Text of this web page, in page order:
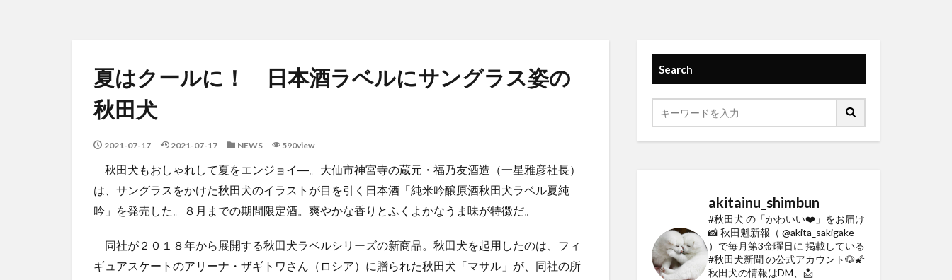
夏はクールに！ 日本酒ラベルにサングラス姿の
秋田犬
2021-07-17 2021-07-17 NEWS 590view
秋田犬もおしゃれして夏をエンジョイ―。大仙市神宮寺の蔵元・福乃友酒造（一星雅彦社長）
は、サングラスをかけた秋田犬のイラストが目を引く日本酒「純米吟醸原酒秋田犬ラベル夏純
吟」を発売した。８月までの期間限定酒。爽やかな香りとふくよかなうま味が特徴だ。
同社が２０１８年から展開する秋田犬ラベルシリーズの新商品。秋田犬を起用したのは、フィ
ギュアスケートのアリーナ・ザギトワさん（ロシア）に贈られた秋田犬「マサル」が、同社の所
Search
akitainu_shimbun
#秋田犬 の「かわいい❤️」をお届け
📸秋田魁新報（ @akita_sakigake
）で毎月第3金曜日に 掲載している
#秋田犬新聞 の公式アカウント🐶🌠
秋田犬の情報はDM、📩